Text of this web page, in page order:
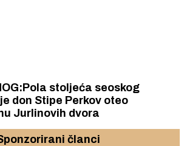
stoljeća seoskog
Jurlinovih dvora
članci